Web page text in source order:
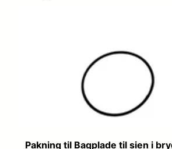
Pakning til Bagplade til sien i